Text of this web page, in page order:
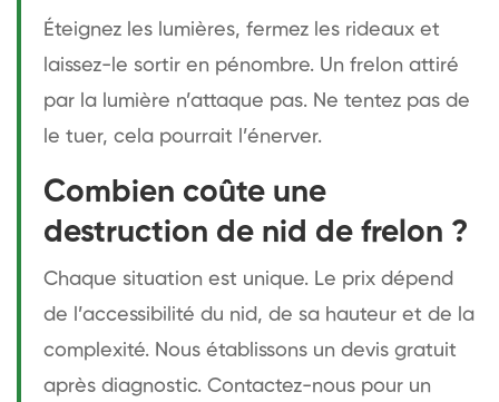
Éteignez les lumières, fermez les rideaux et
laissez-le sortir en pénombre. Un frelon attiré
par la lumière n’attaque pas. Ne tentez pas de
le tuer, cela pourrait l’énerver.
Combien coûte une
destruction de nid de frelon ?
Chaque situation est unique. Le prix dépend
de l’accessibilité du nid, de sa hauteur et de la
complexité. Nous établissons un devis gratuit
après diagnostic. Contactez-nous pour un